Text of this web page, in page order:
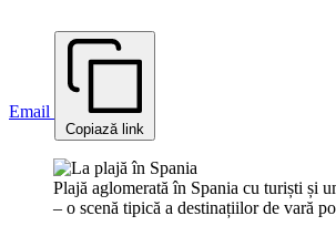
Email
Copiază link
Plajă aglomerată în Spania cu turiști și
– o scenă tipică a destinațiilor de vară